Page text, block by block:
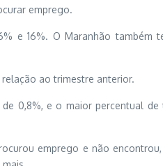
emprego.
e 16%. O Maranhão também
ao trimestre anterior.
0,8%, e o maior percentual de
emprego e não